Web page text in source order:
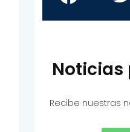
Noticias
Recibe nuestras